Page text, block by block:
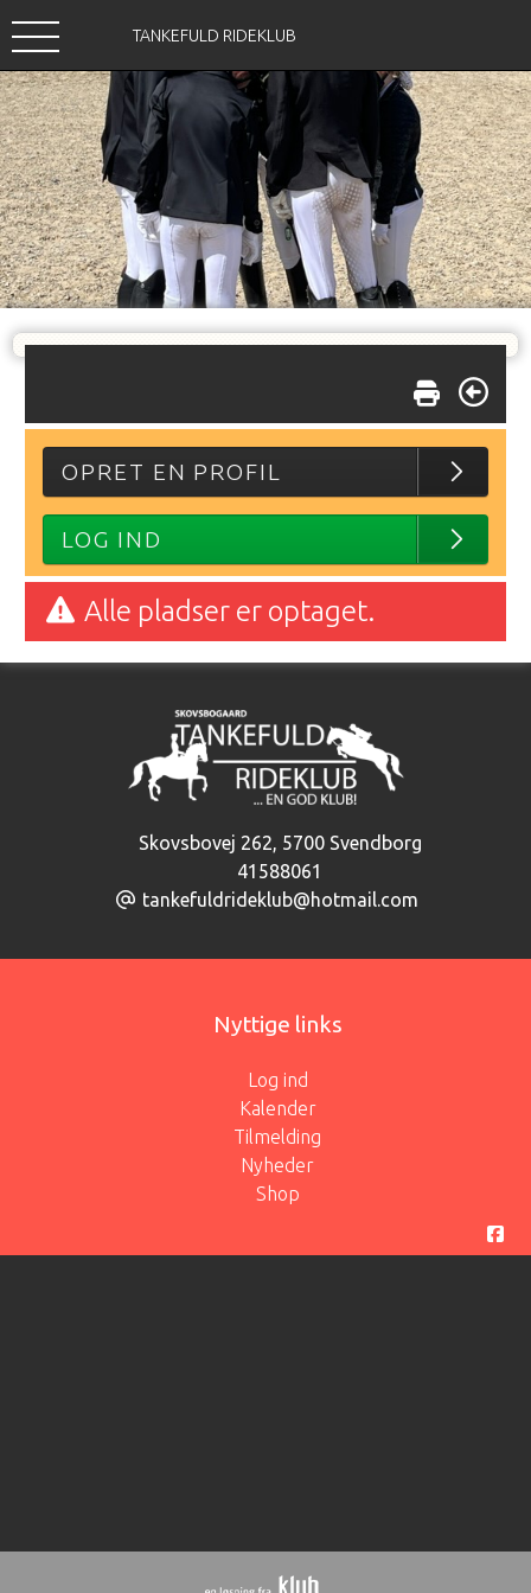
TANKEFULD RIDEKLUB
OPRET EN PROFIL
LOG IND
Alle pladser er optaget.
Skovsbovej 262, 5700 Svendborg
41588061
tankefuldrideklub@hotmail.com
Nyttige links
Log ind
Kalender
Tilmelding
Nyheder
Shop